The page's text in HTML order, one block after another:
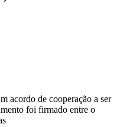
acordo de cooperação a ser
foi firmado entre o